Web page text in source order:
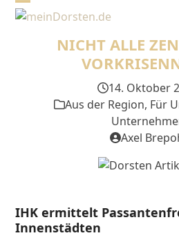
SkipOpen
mobile
Close
mobileNICHT ALLE
14. Oktober
Aus der Region, Für
Axel
IHK ermittelt
Innenstädten